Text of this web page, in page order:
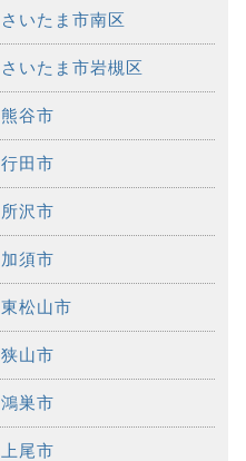
さいたま市南区
さいたま市岩槻区
熊谷市
行田市
所沢市
加須市
東松山市
狭山市
鴻巣市
上尾市